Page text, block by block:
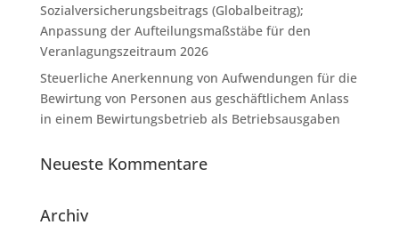
Sozialversicherungsbeitrags (Globalbeitrag);
Anpassung der Aufteilungsmaßstäbe für den
Veranlagungszeitraum 2026
Steuerliche Anerkennung von Aufwendungen für die
Bewirtung von Personen aus geschäftlichem Anlass
in einem Bewirtungsbetrieb als Betriebsausgaben
Neueste Kommentare
Archiv